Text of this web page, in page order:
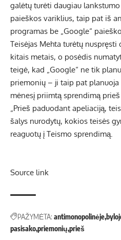
galėtų turėti daugiau
paieškos variklius, taip pat iš
programas be „Google“
Teisėjas Mehta turėtų
kitais metais, o posėdis
teigė, kad „Google“ ne tik
priemonių – ji taip pat
mėnesį priimtą sprendimą
„Prieš paduodant apeliaciją,
šalys nurodytų, kokios teisės
reaguotų į Teismo sprendimą.
Source link
PAŽYMĖTA: antimonopolinėje
pasisakopriemonių prieš